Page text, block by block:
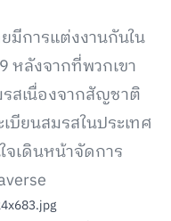
มีการแต่งงานกันใน
หลังจากที่พวกเขา
สเนื่องจากสัญชาติ
บียนสมรสในประเทศ
จเดินหน้าจัดการ